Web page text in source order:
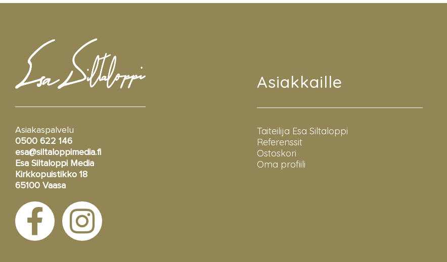
Asiakaspalvelu
0500 622 146
esa@siltaloppimedia.fi
Esa Siltaloppi Media
Kirkkopuistikko 18
65100 Vaasa
Asiakkaille
Taiteilija Esa Siltaloppi
Referenssit
Ostoskori
Oma profiili